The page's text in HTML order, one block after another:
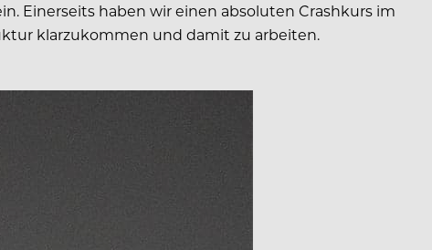
Einerseits haben wir einen absoluten Crashkurs im
klarzukommen und damit zu arbeiten.